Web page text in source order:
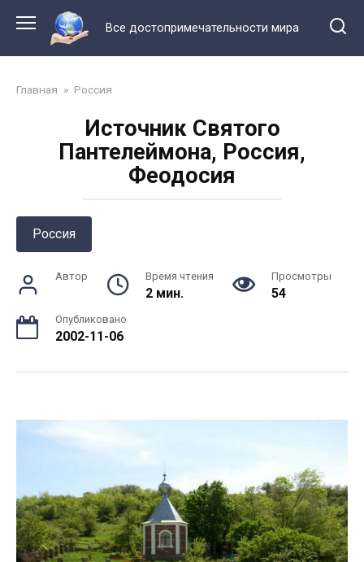
контенту
Все достопримечательности мира
Главная » Россия
Источник Святого
Пантелеймона, Россия,
Феодосия
Россия
Автор Время чтения
2 мин.
Просмотры
54
Опубликовано
2002-11-06